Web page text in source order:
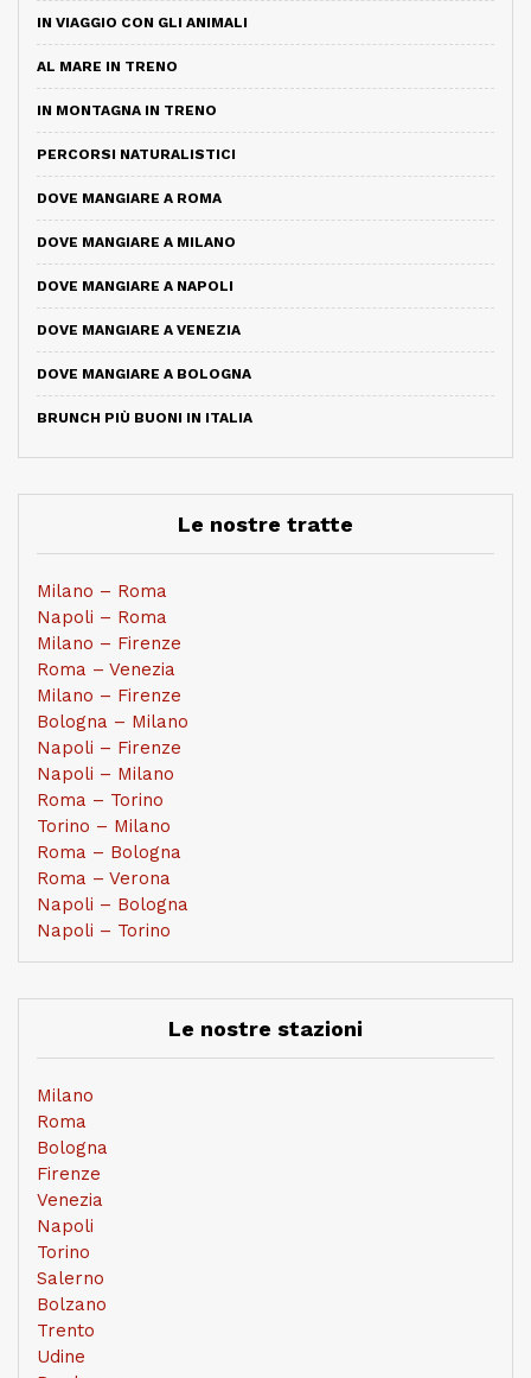
IN VIAGGIO CON GLI ANIMALI
AL MARE IN TRENO
IN MONTAGNA IN TRENO
PERCORSI NATURALISTICI
DOVE MANGIARE A ROMA
DOVE MANGIARE A MILANO
DOVE MANGIARE A NAPOLI
DOVE MANGIARE A VENEZIA
DOVE MANGIARE A BOLOGNA
BRUNCH PIÙ BUONI IN ITALIA
Le nostre tratte
Milano – Roma
Napoli – Roma
Milano – Firenze
Roma – Venezia
Milano – Firenze
Bologna – Milano
Napoli – Firenze
Napoli – Milano
Roma – Torino
Torino – Milano
Roma – Bologna
Roma – Verona
Napoli – Bologna
Napoli – Torino
Le nostre stazioni
Milano
Roma
Bologna
Firenze
Venezia
Napoli
Torino
Salerno
Bolzano
Trento
Udine